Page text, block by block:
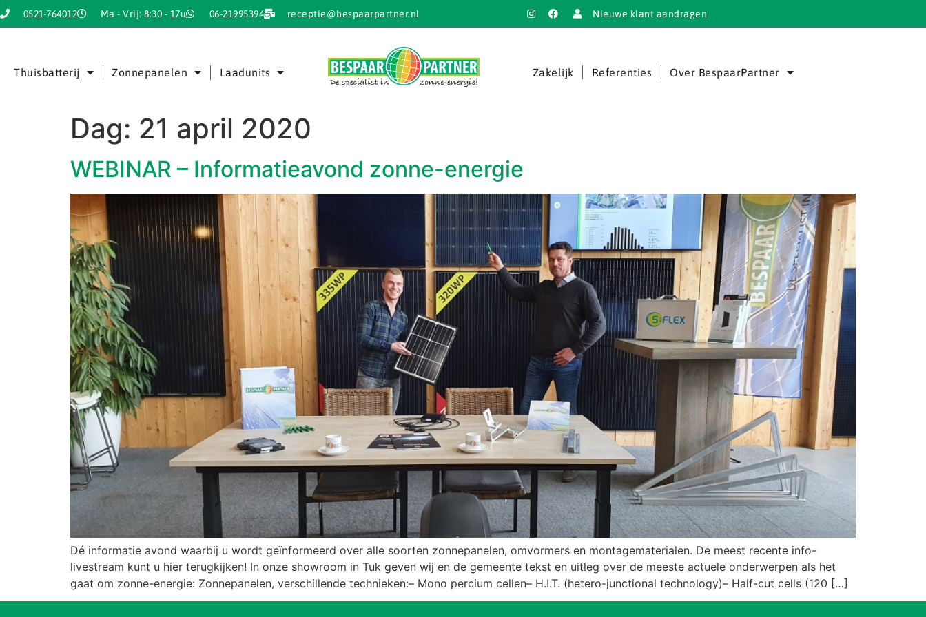
0521-764012 Ma - Vrij: 8:30 - 17u 06-21995394 receptie@bespaarpartner.nl Nieuwe klant aandragen
Thuisbatterij Zonnepanelen Laadunits Zakelijk Referenties Over BespaarPartner
Dag: 21 april 2020
WEBINAR – Informatieavond zonne-energie
Dé informatie avond waarbij u wordt geïnformeerd over alle soorten zonnepanelen, omvormers en montagematerialen. De meest recente info-
livestream kunt u hier terugkijken! In onze showroom in Tuk geven wij en de gemeente tekst en uitleg over de meeste actuele onderwerpen als het
gaat om zonne-energie: Zonnepanelen, verschillende technieken:– Mono percium cellen– H.I.T. (hetero-junctional technology)– Half-cut cells (120 […]